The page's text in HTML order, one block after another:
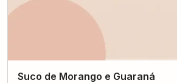
Suco de Morango e Guaraná